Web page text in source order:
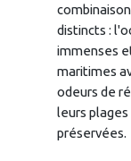
distincts :
immenses
maritimes
odeurs de
leurs
préservées.